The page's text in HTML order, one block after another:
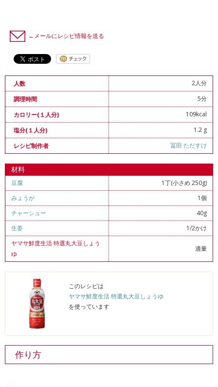
←メールにレシピ情報を送る
人数
2人分
調理時間
5分
カロリー(１人分)
109kcal
塩分(１人分)
1.2 g
レシピ制作者
冨田 ただすけ
材料
豆腐
1丁(小さめ 250g)
みょうが
1個
チャーシュー
40g
生姜
1/2かけ
ヤマサ鮮度生活 特選丸大豆しょう
ゆ
適量
このレシピは
ヤマサ鮮度生活 特選丸大豆しょうゆ
を使っています
作り方